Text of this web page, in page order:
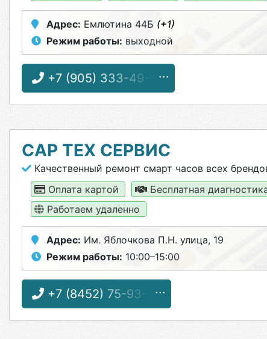
Адрес: Емлютина 44Б (+1)
Режим работы: выходной
+7 (905) 333-49-94
САР ТЕХ СЕРВИС
Качественный ремонт смарт часов всех
Оплата картой
Бесплатная
Работаем удаленно
Адрес: Им. Яблочкова П.Н. улица, 19
Режим работы: 10:00–15:00
+7 (8452) 75-93-74